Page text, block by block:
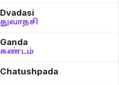
Dvadasi
துவாதசி
Ganda
கண்டம்
Chatushpada